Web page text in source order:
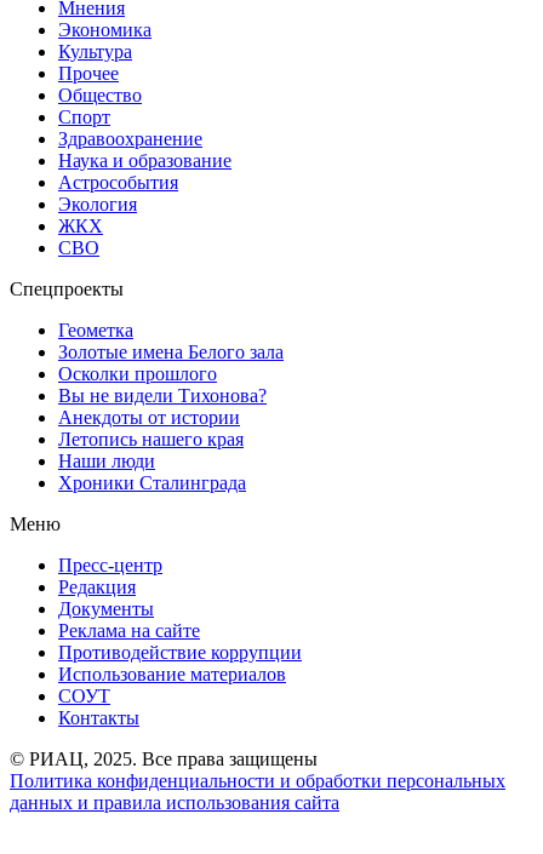
Мнения
Экономика
Культура
Прочее
Общество
Спорт
Здравоохранение
Наука и образование
Астрособытия
Экология
ЖКХ
СВО
Спецпроекты
Геометка
Золотые имена Белого зала
Осколки прошлого
Вы не видели Тихонова?
Анекдоты от истории
Летопись нашего края
Наши люди
Хроники Сталинграда
Меню
Пресс-центр
Редакция
Документы
Реклама на сайте
Противодействие коррупции
Использование материалов
СОУТ
Контакты
© РИАЦ, 2025. Все права защищены
Политика конфиденциальности и обработки персональных
данных и правила использования сайта